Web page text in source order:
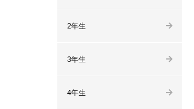
2年生
3年生
4年生